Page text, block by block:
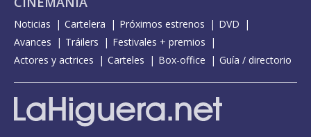
Noticias Cartelera Próximos estrenos
DVD
Avances
Tráilers
Festivales + premios
Actores y actrices
Carteles Box-office Guía / directorio